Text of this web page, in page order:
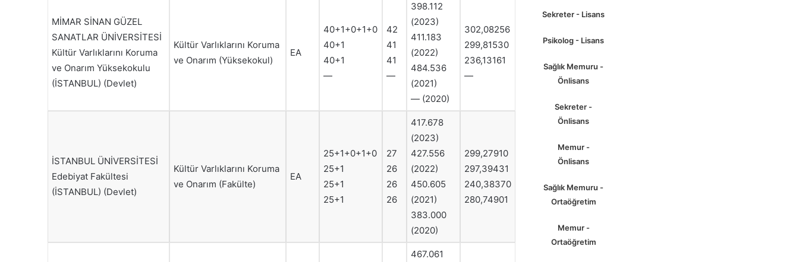
MİMAR SİNAN GÜZEL
SANATLAR ÜNİVERSİTESİ
Kültür Varlıklarını Koruma
ve Onarım Yüksekokulu
(İSTANBUL) (Devlet)
Kültür Varlıklarını Koruma
ve Onarım (Yüksekokul)
EA
40+1+0+1+0
40+1
40+1
—
42
41
41
—
398.112
(2023)
411.183
(2022)
484.536
(2021)
— (2020)
302,08256
299,81530
236,13161
—
İSTANBUL ÜNİVERSİTESİ
Edebiyat Fakültesi
(İSTANBUL) (Devlet)
Kültür Varlıklarını Koruma
ve Onarım (Fakülte)
EA
25+1+0+1+0
25+1
25+1
25+1
27
26
26
26
417.678
(2023)
427.556
(2022)
450.605
(2021)
383.000
(2020)
299,27910
297,39431
240,38370
280,74901
467.061
Sekreter - Lisans
Psikolog - Lisans
Sağlık Memuru -
Önlisans
Sekreter -
Önlisans
Memur -
Önlisans
Sağlık Memuru -
Ortaöğretim
Memur -
Ortaöğretim